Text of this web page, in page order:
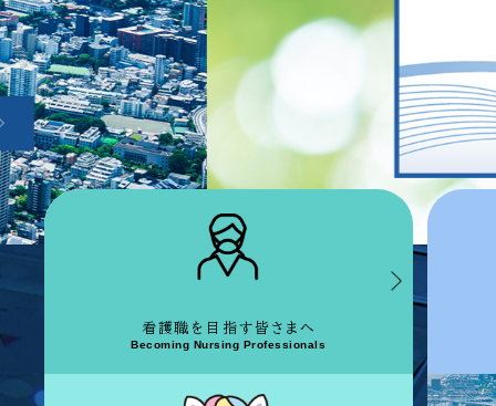
看護職を目指す皆さまへ
Becoming Nursing Professionals